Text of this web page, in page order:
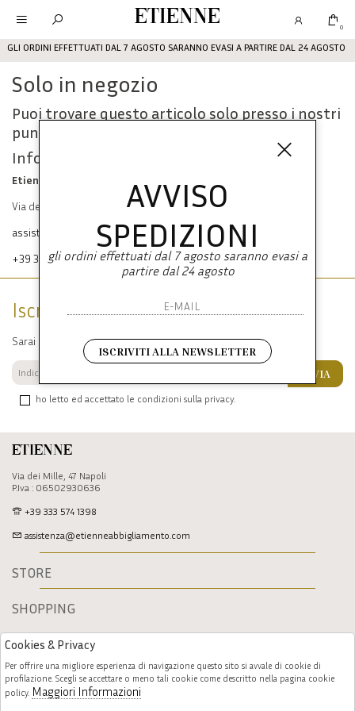
GLI ORDINI EFFETTUATI DAL 7 AGOSTO SARANNO EVASI A PARTIRE DAL 24 AGOSTO
Etienne 0
Solo in negozio
Puoi trovare questo articolo solo presso i nostri
punti vendita:
Info contatti
Etienne srl
Via dei Mille, 47 80121 Napoli
assistenza@etienneabbigliamento.com
+39 333 574 1398
Etienne
Via dei Mille, 47 Napoli
P.Iva : 06502930636
+39 333 574 1398
assistenza@etienneabbigliamento.com
STORE
SHOPPING
Iscriviti alla newsletter
Sarai sempre aggiornato su offerte e promozioni.
ho letto ed accettato le condizioni sulla privacy.
INVIA
AVVISO
SPEDIZIONI
gli ordini effettuati dal 7 agosto saranno evasi a
partire dal 24 agosto
ISCRIVITI ALLA NEWSLETTER
Cookies & Privacy
Per offrire una migliore esperienza di navigazione questo sito si avvale di cookie di
profilazione. Scegli se accettare o meno tali cookie come descritto nella pagina cookie
policy. Maggiori Informazioni